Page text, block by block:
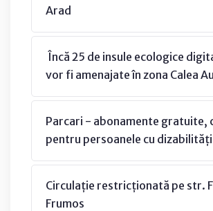
Arad
Încă 25 de insule ecologice
vor fi amenajate în zona Calea
Parcari - abonamente gratuite,
pentru persoanele cu dizabilități
Circulație restricționată pe str.
Frumos